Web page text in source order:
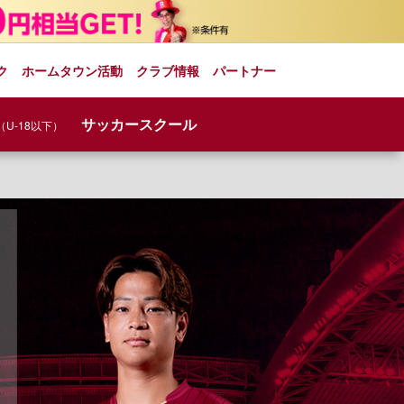
U-18以下） サッカースクール
ホームタウン活動 クラブ情報 パートナー